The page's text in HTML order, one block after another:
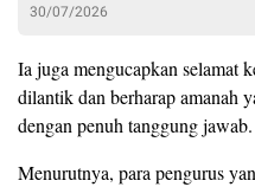
30/07/2026
Ia juga mengucapkan selamat
dilantik dan berharap amanah
dengan penuh tanggung jawab.
Menurutnya, para pengurus